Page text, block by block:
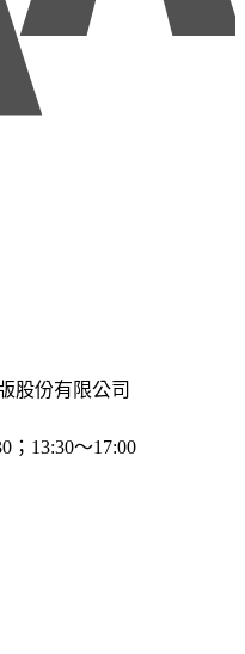
股份有限公司
；13:30～17:00